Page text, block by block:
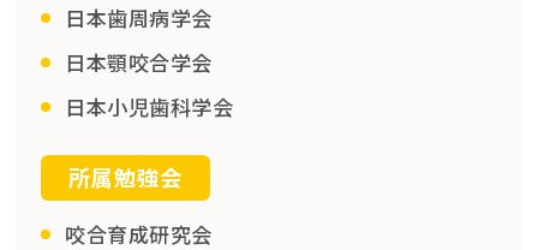
日本歯周病学会
日本顎咬合学会
日本小児歯科学会
所属勉強会
咬合育成研究会